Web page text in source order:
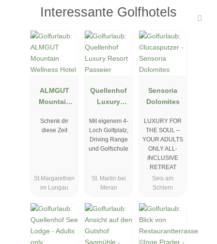
Interessante Golfhotels
ALMGUT
Mountain
Hotel
Schenk dir
diese Zeit
St.Margarethen
im Lungau
Quellenhof
Luxury
Passeier
Mit eigenem 4-
Loch Golfplatz,
Driving Range
und Golfschule
St. Martin bei
Meran
Sensoria
Dolomites
LUXURY FOR
THE SOUL –
YOUR ADULTS
ONLY ALL-
INCLUSIVE
RETREAT
Seis am
Schlern